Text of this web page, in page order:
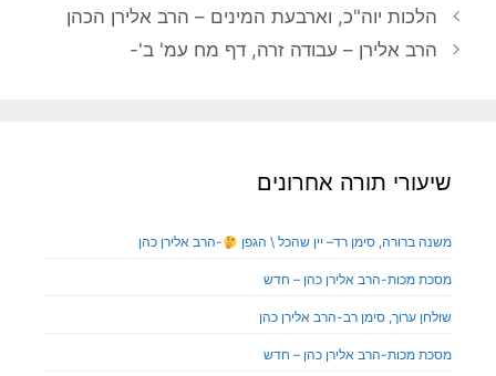
הלכות יוה"כ, וארבעת המינים – הרב אלירן הכהן
הרב אלירן – עבודה זרה, דף מח עמ' ב'-
שיעורי תורה אחרונים
משנה ברורה, סימן רד– יין שהכל \ הגפן -הרב אלירן כהן
מסכת מכות-הרב אלירן כהן – חדש
שולחן ערוך, סימן רב-הרב אלירן כהן
מסכת מכות-הרב אלירן כהן – חדש